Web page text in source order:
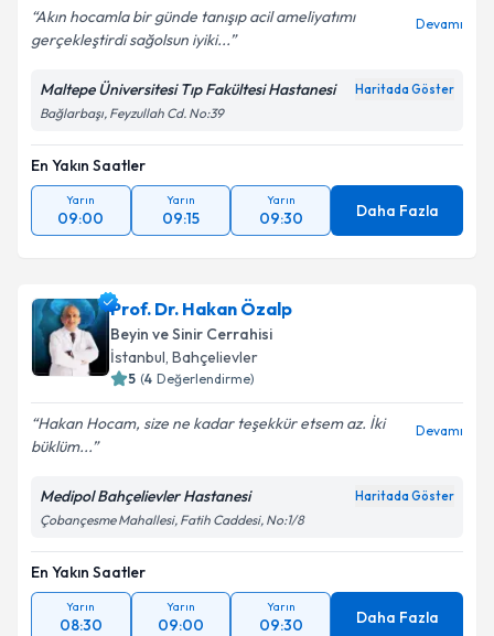
Akın hocamla bir günde tanışıp acil ameliyatımı
gerçekleştirdi sağolsun iyiki...
Devamı
Maltepe Üniversitesi Tıp Fakültesi Hastanesi Haritada Göster
Bağlarbaşı, Feyzullah Cd. No:39
En Yakın Saatler
Yarın
09:00
Yarın
09:15
Yarın
09:30 Daha Fazla
Prof. Dr. Hakan Özalp
Beyin ve Sinir Cerrahisi
İstanbul, Bahçelievler
5 (4 Değerlendirme)
Hakan Hocam, size ne kadar teşekkür etsem az. İki
büklüm...
Devamı
Medipol Bahçelievler Hastanesi Haritada Göster
Çobançesme Mahallesi, Fatih Caddesi, No:1/8
En Yakın Saatler
Yarın
08:30
Yarın
09:00
Yarın
09:30 Daha Fazla